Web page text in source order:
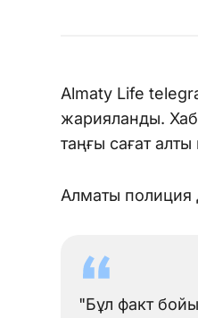
Almaty Life
жарияланды.
таңғы сағат
Алматы полиция
"Бұл факт